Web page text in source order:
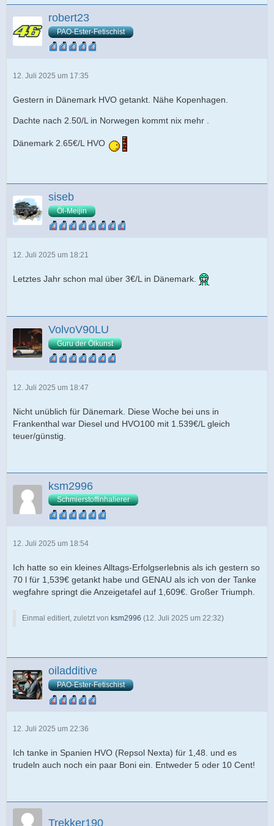
robert23
PAO-Ester-Fetischist
12. Juli 2025 um 17:35
Gestern in Dänemark HVO getankt. Nähe Kopenhagen.
Dachte nach 2.50/L in Norwegen kommt nix mehr .
Dänemark 2.65€/L HVO
siseb
Öl-Meijin
12. Juli 2025 um 18:21
Letztes Jahr schon mal über 3€/L in Dänemark.
VolvoV90LU
Guru der Ölkunst
12. Juli 2025 um 18:47
Nicht unüblich für Dänemark. Diese Woche bei uns in
Frankenthal war Diesel und HVO100 mit 1.539€/L gleich
teuer/günstig.
ksm2996
Schmierstoffinhalierer
12. Juli 2025 um 18:54
Ich hatte so ein kleines Alltags-Erfolgserlebnis als ich gestern so
70 l für 1,539€ getankt habe und GENAU als ich von der Tanke
wegfahre springt die Anzeigetafel auf 1,609€. Großer Triumph.
Einmal editiert, zuletzt von ksm2996 (12. Juli 2025 um 22:32)
oiladditive
PAO-Ester-Fetischist
12. Juli 2025 um 22:36
Ich tanke in Spanien HVO (Repsol Nexta) für 1,48. und es
trudeln auch noch ein paar Boni ein. Entweder 5 oder 10 Cent!
Trekker190